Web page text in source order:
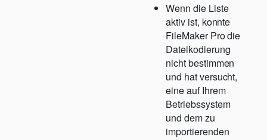
Wenn die Liste
aktiv ist, konnte
FileMaker Pro die
Dateikodierung
nicht bestimmen
und hat versucht,
eine auf Ihrem
Betriebssystem
und dem zu
importierenden